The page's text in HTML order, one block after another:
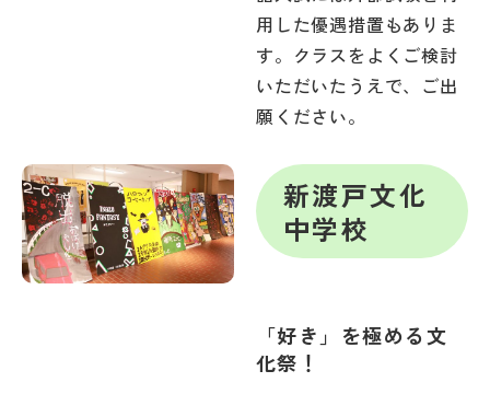
用した優遇措置もありま
す。クラスをよくご検討
いただいたうえで、ご出
願ください。
新渡戸文化
中学校
「好き」を極める文
化祭！